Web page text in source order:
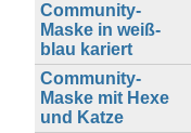
Community-
Maske in weiß-
blau kariert
Community-
Maske mit Hexe
und Katze